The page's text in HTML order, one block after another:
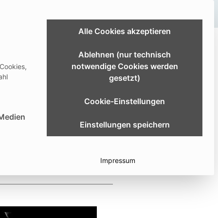
Karriere
Über uns
Deutsch
und kann nicht abgewählt werden.
Alle Cookies akzeptieren
Ablehnen (nur technisch
notwendige Cookies werden
gesetzt)
Cookie-Einstellungen
Einstellungen speichern
Impressum